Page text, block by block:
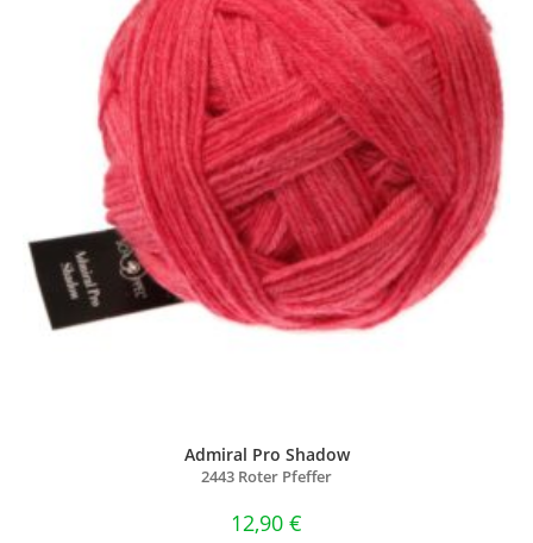
Admiral Pro Shadow
2443 Roter Pfeffer
12,90 €